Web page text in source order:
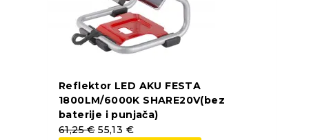
Reflektor LED AKU FESTA
1800LM/6000K SHARE20V(bez
baterije i punjača)
61,25€ 55,13 €